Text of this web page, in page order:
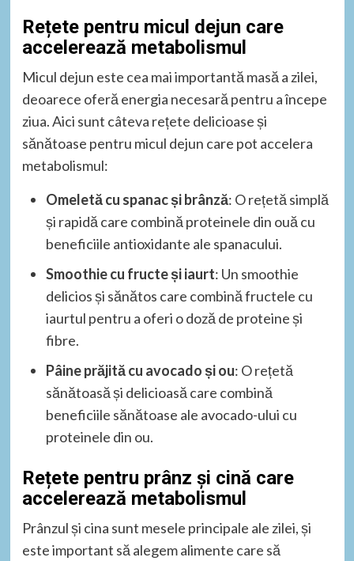
Rețete pentru micul dejun care
accelerează metabolismul
Micul dejun este cea mai importantă masă a zilei,
deoarece oferă energia necesară pentru a începe
ziua. Aici sunt câteva rețete delicioase și
sănătoase pentru micul dejun care pot accelera
metabolismul:
Omeletă cu spanac și brânză: O rețetă simplă
și rapidă care combină proteinele din ouă cu
beneficiile antioxidante ale spanacului.
Smoothie cu fructe și iaurt: Un smoothie
delicios și sănătos care combină fructele cu
iaurtul pentru a oferi o doză de proteine și
fibre.
Pâine prăjită cu avocado și ou: O rețetă
sănătoasă și delicioasă care combină
beneficiile sănătoase ale avocado-ului cu
proteinele din ou.
Rețete pentru prânz și cină care
accelerează metabolismul
Prânzul și cina sunt mesele principale ale zilei, și
este important să alegem alimente care să